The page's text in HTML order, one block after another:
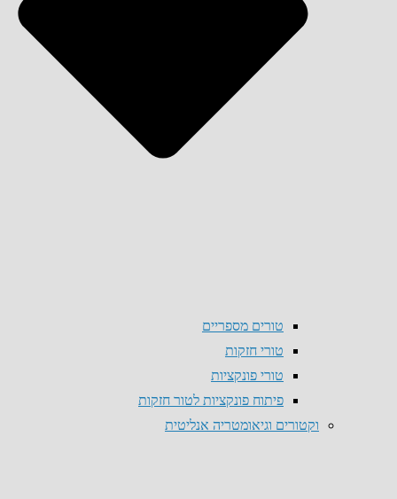
טורים מספריים
טורי חזקות
טורי פונקציות
פיתוח פונקציות לטור חזקות
וקטורים וגיאומטריה אנליטית